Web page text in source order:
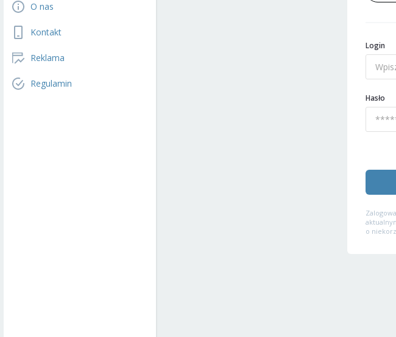
O nas
Kontakt
Reklama
Regulamin
Login
Hasło
o